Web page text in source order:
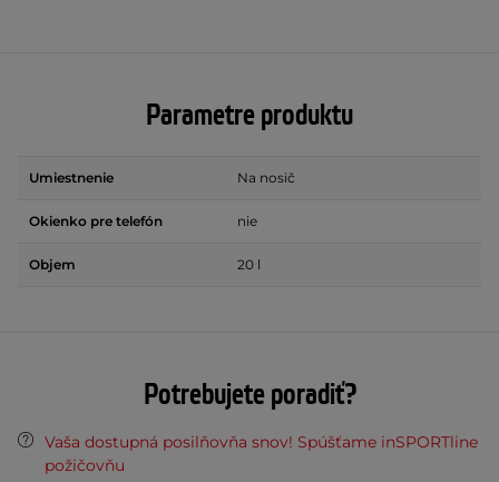
Parametre produktu
Umiestnenie Na nosič
Okienko pre telefón nie
Objem 20 l
Potrebujete poradiť?
Vaša dostupná posilňovňa snov! Spúšťame inSPORTline
požičovňu